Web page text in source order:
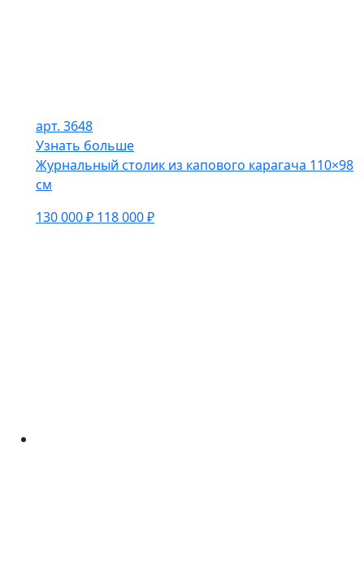
арт. 3648
Узнать больше
Журнальный столик из капового карагача 110×98
см
130 000 ₽ 118 000 ₽